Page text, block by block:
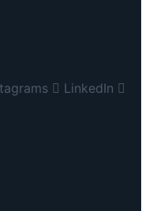
LinkedIn